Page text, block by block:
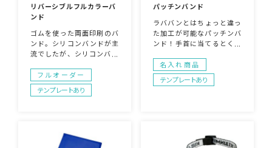
リバーシブルフルカラーバ
ンド
ゴムを使った両面印刷のバ
ンド。シリコンバンドが主
流でしたが、シリコンバン
しの方にぴったりです。フ
ルカラーのため、カラーに
制限なく楽しめます。中央
ンドなど様々な用途にもご
フルオーダー
テンプレートあり
パッチンバンド
ラババンとはちょっと違っ
た加工が可能なパッチンバ
ンド！手首に当てるとくる
ンも自由に印刷可能。反射
加工もできます。一般的な
パッチンバンドとは一味違
名入れ商品
テンプレートあり